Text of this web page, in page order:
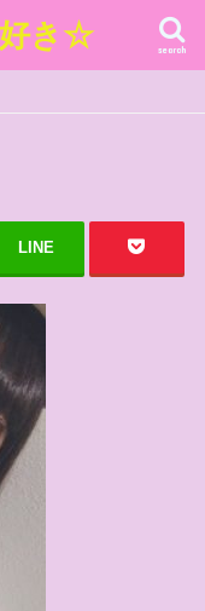
好き☆ search
LINE